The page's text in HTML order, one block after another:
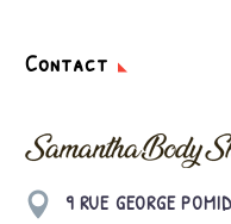
Contact
 9 RUE GEORGE